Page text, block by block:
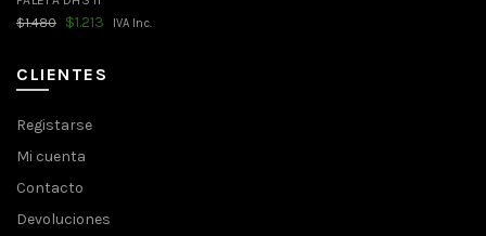
$1.480
El
era:
$1.480.
$1.213 El
IVA Inc.
CLIENTES
Registarse
Mi cuenta
Contacto
Devoluciones